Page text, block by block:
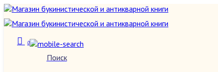
Поиск
0
Фантастика зарубежная